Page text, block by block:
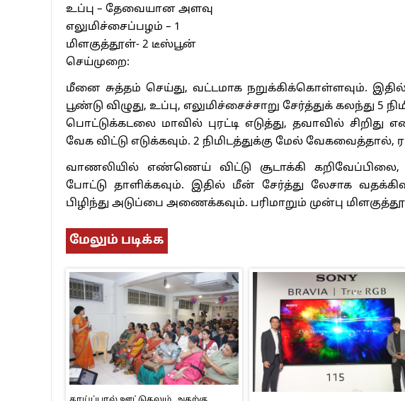
உப்பு – தேவையான அளவு
எலுமிச்சைப்பழம் – 1
மிளகுத்தூள்- 2 டீஸ்பூன்
செய்முறை:
மீனை சுத்தம் செய்து, வட்டமாக நறுக்கிக்கொள்ளவும்.
பூண்டு விழுது, உப்பு, எலுமிச்சைச்சாறு சேர்த்துக்
பொட்டுக்கடலை மாவில் புரட்டி எடுத்து, தவாவில் சிறிது
வேக விட்டு எடுக்கவும். 2 நிமிடத்துக்கு மேல் வேகவைத்தால்,
வாணலியில் எண்ணெய் விட்டு சூடாக்கி
போட்டு தாளிக்கவும். இதில் மீன் சேர்த்து லேசாக
பிழிந்து அடுப்பை அணைக்கவும். பரிமாறும் முன்பு
மேலும் படிக்க